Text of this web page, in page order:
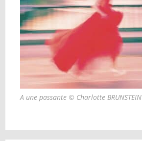
A une passante © Charlotte BRUNSTEIN